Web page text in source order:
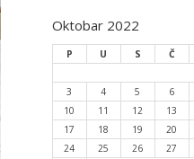
Oktobar 2022
P U S Č
3
4 5 6
10
11 12 13
17
18 19 20
24
25 26 27